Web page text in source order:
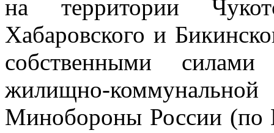
на территории
Хабаровского и
собственными силами
жилищно-
Минобороны России